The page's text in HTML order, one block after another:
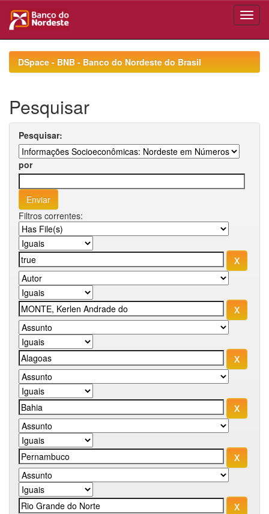
navigationDSpace - BNB - Banco do Nordeste do Brasil
Pesquisar
Pesquisar:
por
Filtros correntes: